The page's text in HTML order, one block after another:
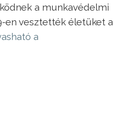
a munkavédelmi
en vesztették életüket a
a